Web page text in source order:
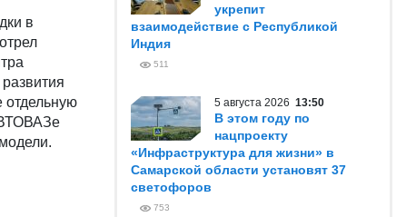
в
отдельную
укрепит
взаимодействие с Республикой
Индия
511
5 августа 2026 13:50
В этом году по
нацпроекту
«Инфраструктура для жизни» в
Самарской области установят 37
светофоров
753